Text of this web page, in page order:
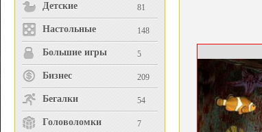
Детские 81
Настольные 148
Большие игры 5
Бизнес 209
Бегалки 54
Головоломки 7